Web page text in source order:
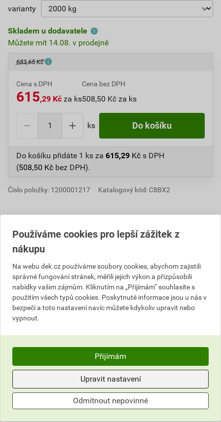
varianty
Skladem u dodavatele
Můžete mít 14.08. v prodejně
683,65 Kč
Cena s DPH
615,29 Kč za ks
Cena bez DPH
508,50 Kč za ks
ks Do košíku
Do košíku přidáte 1 ks za 615,29 Kč s DPH
(508,50 Kč bez DPH).
Číslo položky: 1200001217 Katalogový kód: C8BX2
Informace o ceně
Aktuální prodejní cena po slevě 10% z ceníkové ceny
508,50 Kč
bez DPH za ks
615,29 Kč
s DPH za ks
Nejnižší prodejní cena v době 30 dnů před
poskytnutím slevy
508,50 Kč
bez DPH za ks
615,29 Kč
s DPH za ks
Parametry
výška 158–298 mm
Hodnocení
Používáme cookies pro lepší zážitek z
nákupu
Na webu dek.cz používáme soubory cookies, abychom zajistili
správné fungování stránek, měřili jejich výkon a přizpůsobili
nabídky vašim zájmům. Kliknutím na „Přijímám“ souhlasíte s
použitím všech typů cookies. Poskytnuté informace jsou u nás v
bezpečí a toto nastavení navíc můžete kdykoliv upravit nebo
vypnout.
Přijímám
Upravit nastavení
Odmítnout nepovinné